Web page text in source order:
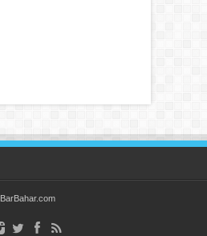
BarBahar.com